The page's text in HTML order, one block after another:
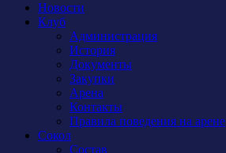
Новости
Клуб
Администрация
История
Документы
Закупки
Арена
Контакты
Правила поведения на арене
Сокол
Состав